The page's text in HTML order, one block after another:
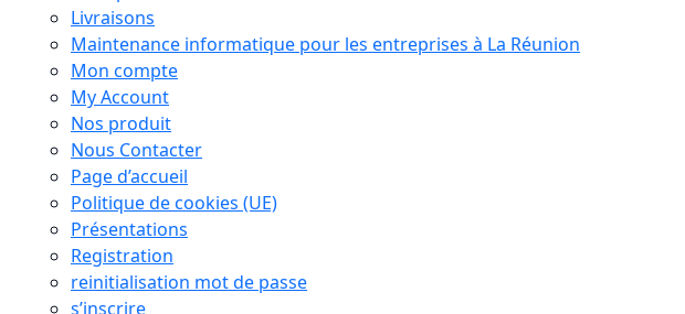
Livraisons
Maintenance informatique pour les entreprises à La Réunion
Mon compte
My Account
Nos produit
Nous Contacter
Page d’accueil
Politique de cookies (UE)
Présentations
Registration
reinitialisation mot de passe
s’inscrire